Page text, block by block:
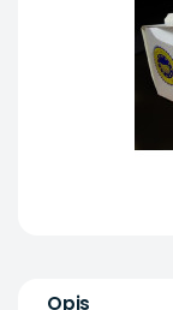
Opis